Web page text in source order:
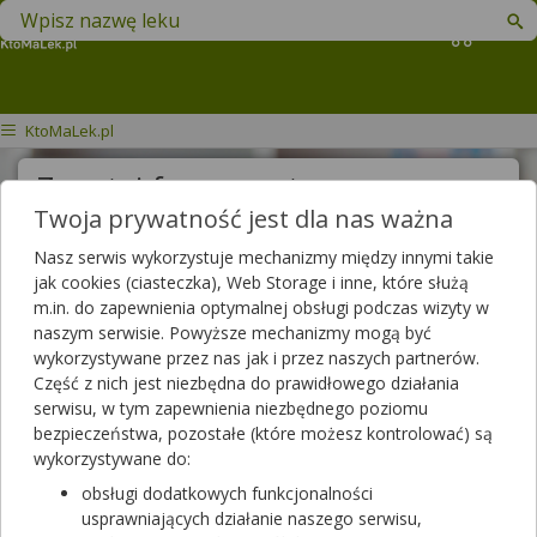
Koszyk
Znajdź lek w swojej okolicy
KtoMaLek.pl
Zapytaj farmaceutę
Treść pytania
Wyślij pytanie
Pytania do farmaceutów
Wszystkie pytania
Szukaj w zadanych już pytaniach
Twoja prywatność jest dla nas ważna
Nasz serwis wykorzystuje mechanizmy między innymi takie
jak cookies (ciasteczka), Web Storage i inne, które służą
m.in. do zapewnienia optymalnej obsługi podczas wizyty w
naszym serwisie. Powyższe mechanizmy mogą być
wykorzystywane przez nas jak i przez naszych partnerów.
Część z nich jest niezbędna do prawidłowego działania
serwisu, w tym zapewnienia niezbędnego poziomu
bezpieczeństwa, pozostałe (które możesz kontrolować) są
wykorzystywane do:
obsługi dodatkowych funkcjonalności
usprawniających działanie naszego serwisu,